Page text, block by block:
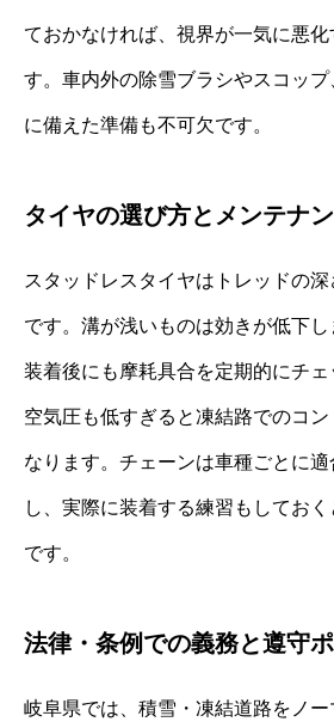
ておかなければ、視界が一気に悪化
す。車内外の除雪ブラシやスコッ
に備えた準備も不可欠です。
タイヤの選び方とメンテナ
スタッドレスタイヤはトレッドの
です。溝が浅いものは効きが低下
装着後にも摩耗具合を定期的にチェ
空気圧も低すぎると凍結路でのコン
なります。チェーンは車種ごとに
し、実際に装着する練習もしてお
です。
法律・条例での義務と遵守
岐阜県では、積雪・凍結道路をノ